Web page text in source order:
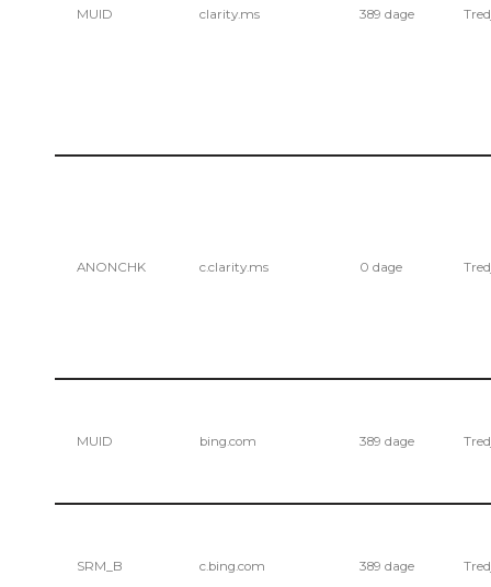
MUID clarity.ms 389 dage
ANONCHK c.clarity.ms 0 dage
MUID bing.com 389 dage
SRM_B c.bing.com 389 dage